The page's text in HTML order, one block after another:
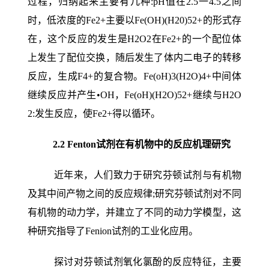
时，低浓度的Fe2+主要以Fe(OH)(H20)52+的形式存
在，这个反应的发生是H2O2在Fe2+的一个配位体
上发生了配位交换，随后发生了体内二电子的转移
反应，生成F4+的复合物。Fe(oH)3(H2O)4+中间体
继续反应并产生•OH，Fe(oH)(H2O)52+继续与H2O
2:发生反应，使Fe2+得以循环。
2.2 Fenton试剂在有机物中的反应机理研究
近年来，人们致力于研究芬顿试剂与有机物
及其中间产物之间的反应规律;研究芬顿试剂对不同
有机物的动力学，并建立了不同的动力学模型，这
种研究指导了Fenion试剂的工业化应用。
探讨对芬顿试剂氧化氯酚的反应特征，主要